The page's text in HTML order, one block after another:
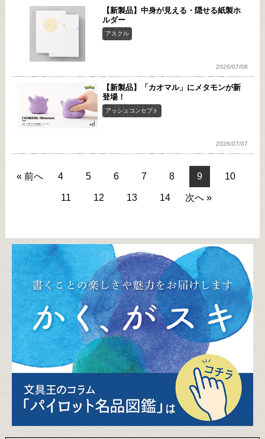
【新製品】中身が見える・隠せる紙製ホ
ルダー
アスクル
2026/07/08
【新製品】「カオマル」にメタモンが新
登場！
アッシュコンセプト
2026/07/07
« 前へ 4 5 6 7 8 9 10
11 12 13 14 次へ »